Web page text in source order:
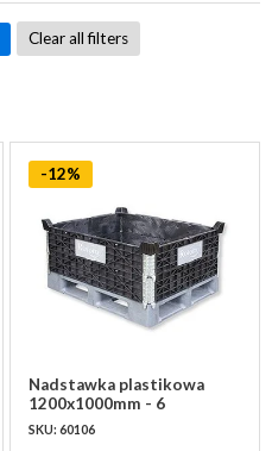
Clear all filters
-12%
Nadstawka plastikowa
1200x1000mm - 6
zawiasów
SKU: 60106